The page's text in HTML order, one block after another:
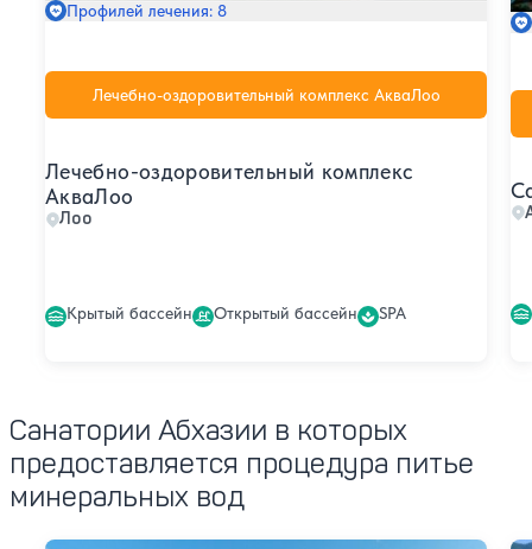
Лечебно-оздоровительный комплекс
АкваЛоо
Лоо
Крытый бассейн Открытый бассейн SPA
Профилей лечения: 8
Лечебно-оздоровительный комплекс АкваЛоо
Санатории Абхазии в которых
предоставляется процедура питье
минеральных вод